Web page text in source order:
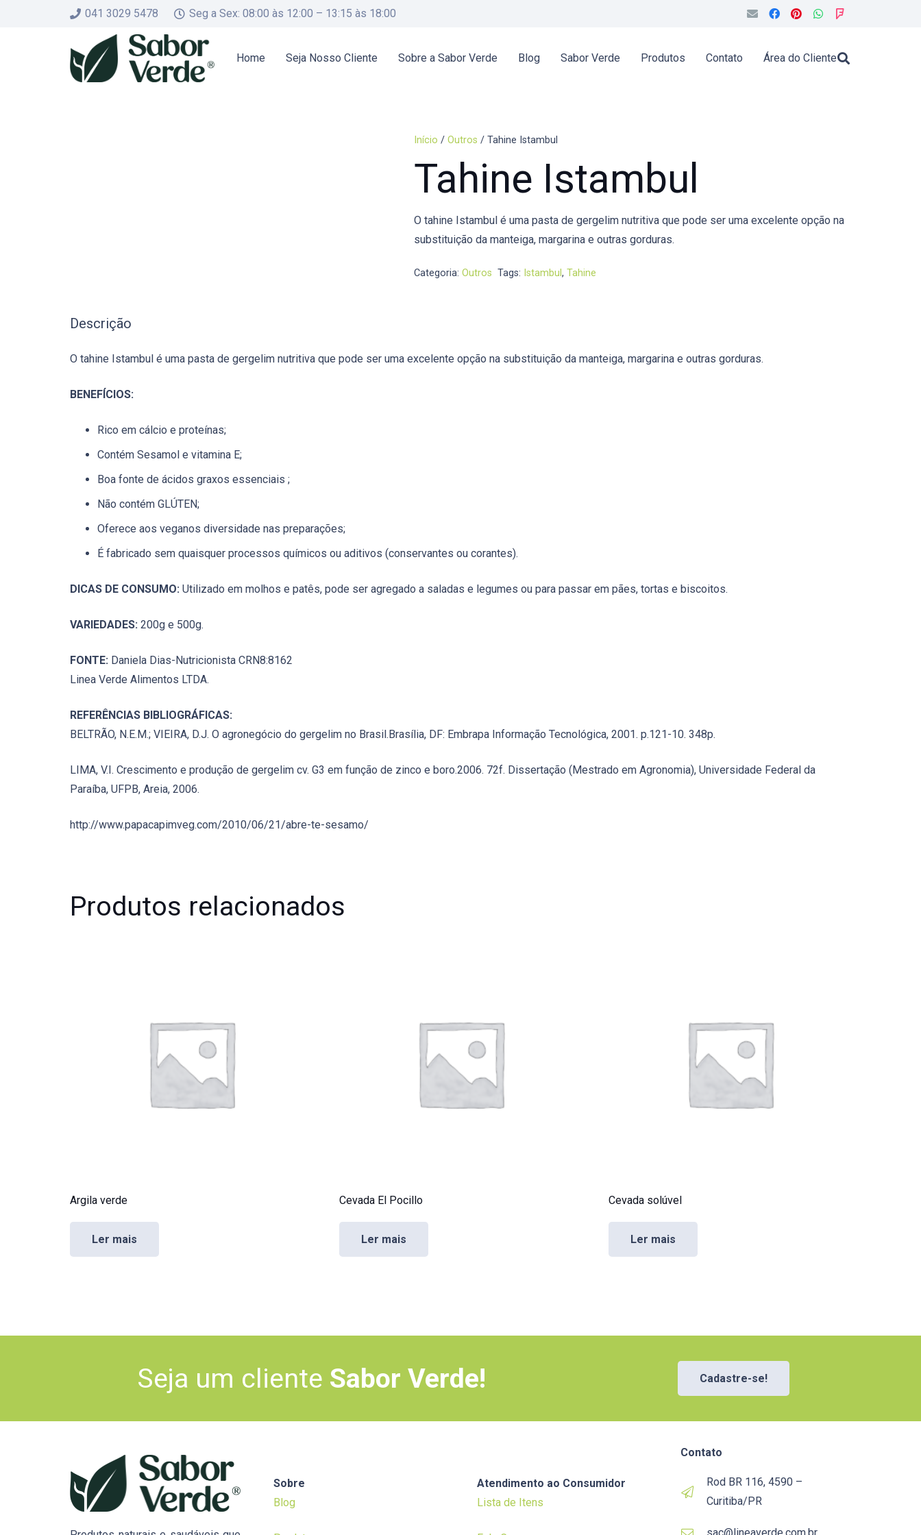
041 3029 5478 Seg a Sex: 08:00 às 12:00 – 13:15 às 18:00
Home Seja Nosso Cliente Sobre a Sabor Verde Blog Sabor Verde Produtos Contato Área do Cliente
Início / Outros / Tahine Istambul
Tahine Istambul
O tahine Istambul é uma pasta de gergelim nutritiva que pode ser uma excelente opção na
substituição da manteiga, margarina e outras gorduras.
Categoria: Outros Tags: Istambul,Tahine
Descrição
O tahine Istambul é uma pasta de gergelim nutritiva que pode ser uma excelente opção na substituição da manteiga, margarina e outras gorduras.
BENEFÍCIOS:
Rico em cálcio e proteínas;
Contém Sesamol e vitamina E;
Boa fonte de ácidos graxos essenciais ;
Não contém GLÚTEN;
Oferece aos veganos diversidade nas preparações;
É fabricado sem quaisquer processos químicos ou aditivos (conservantes ou corantes).
DICAS DE CONSUMO: Utilizado em molhos e patês, pode ser agregado a saladas e legumes ou para passar em pães, tortas e biscoitos.
VARIEDADES: 200g e 500g.
FONTE: Daniela Dias-Nutricionista CRN8:8162
Linea Verde Alimentos LTDA.
REFERÊNCIAS BIBLIOGRÁFICAS:
BELTRÃO, N.E.M.; VIEIRA, D.J. O agronegócio do gergelim no Brasil.Brasília, DF: Embrapa Informação Tecnológica, 2001. p.121-10. 348p.
LIMA, V.I. Crescimento e produção de gergelim cv. G3 em função de zinco e boro.2006. 72f. Dissertação (Mestrado em Agronomia), Universidade Federal da
Paraíba, UFPB, Areia, 2006.
http://www.papacapimveg.com/2010/06/21/abre-te-sesamo/
Produtos relacionados
Argila verde
Ler mais
Cevada El Pocillo
Ler mais
Cevada solúvel
Ler mais
Seja um cliente Sabor Verde! Cadastre-se!
Sobre
Blog
Atendimento ao Consumidor
Lista de Itens
Contato
Rod BR 116, 4590 –
Curitiba/PR